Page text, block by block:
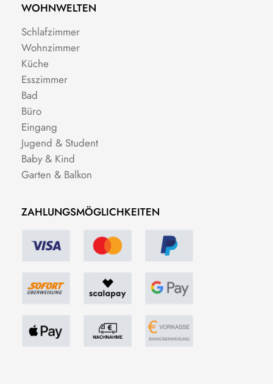
WOHNWELTEN
Schlafzimmer
Wohnzimmer
Küche
Esszimmer
Bad
Büro
Eingang
Jugend & Student
Baby & Kind
Garten & Balkon
ZAHLUNGSMÖGLICHKEITEN